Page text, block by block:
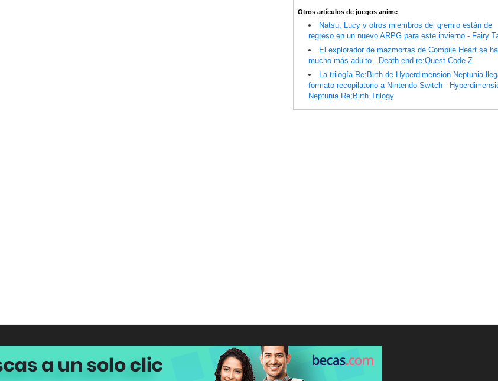
Otros artículos de juegos anime
Natsu, Lucy y otros miembros del gremio están de
regreso en un nuevo ARPG para este invierno - Fairy
El explorador de mazmorras de Compile Heart se
mucho más adulto - Death end re;Quest Code Z
La trilogía Re;Birth de Hyperdimension Neptunia
formato recopilatorio a Nintendo Switch -
Neptunia Re;Birth Trilogy